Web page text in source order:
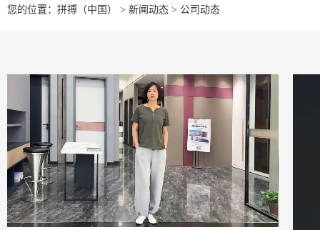
您的位置： 拼搏（中国） > 新闻动态 > 公司动态